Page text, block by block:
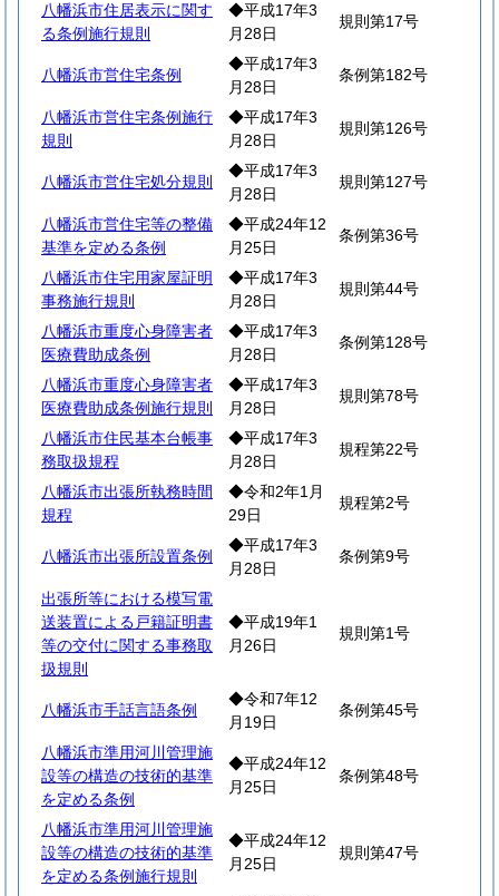
八幡浜市住居表示に関す
る条例施行規則
◆平成17年3
月28日
規則第17号
八幡浜市営住宅条例
◆平成17年3
月28日
条例第182号
八幡浜市営住宅条例施行
規則
◆平成17年3
月28日
規則第126号
八幡浜市営住宅処分規則
◆平成17年3
月28日
規則第127号
八幡浜市営住宅等の整備
基準を定める条例
◆平成24年12
月25日
条例第36号
八幡浜市住宅用家屋証明
事務施行規則
◆平成17年3
月28日
規則第44号
八幡浜市重度心身障害者
医療費助成条例
◆平成17年3
月28日
条例第128号
八幡浜市重度心身障害者
医療費助成条例施行規則
◆平成17年3
月28日
規則第78号
八幡浜市住民基本台帳事
務取扱規程
◆平成17年3
月28日
規程第22号
八幡浜市出張所執務時間
規程
◆令和2年1月
29日
規程第2号
八幡浜市出張所設置条例
◆平成17年3
月28日
条例第9号
出張所等における模写電
送装置による戸籍証明書
等の交付に関する事務取
扱規則
◆平成19年1
月26日
規則第1号
八幡浜市手話言語条例
◆令和7年12
月19日
条例第45号
八幡浜市準用河川管理施
設等の構造の技術的基準
を定める条例
◆平成24年12
月25日
条例第48号
八幡浜市準用河川管理施
設等の構造の技術的基準
を定める条例施行規則
◆平成24年12
月25日
規則第47号